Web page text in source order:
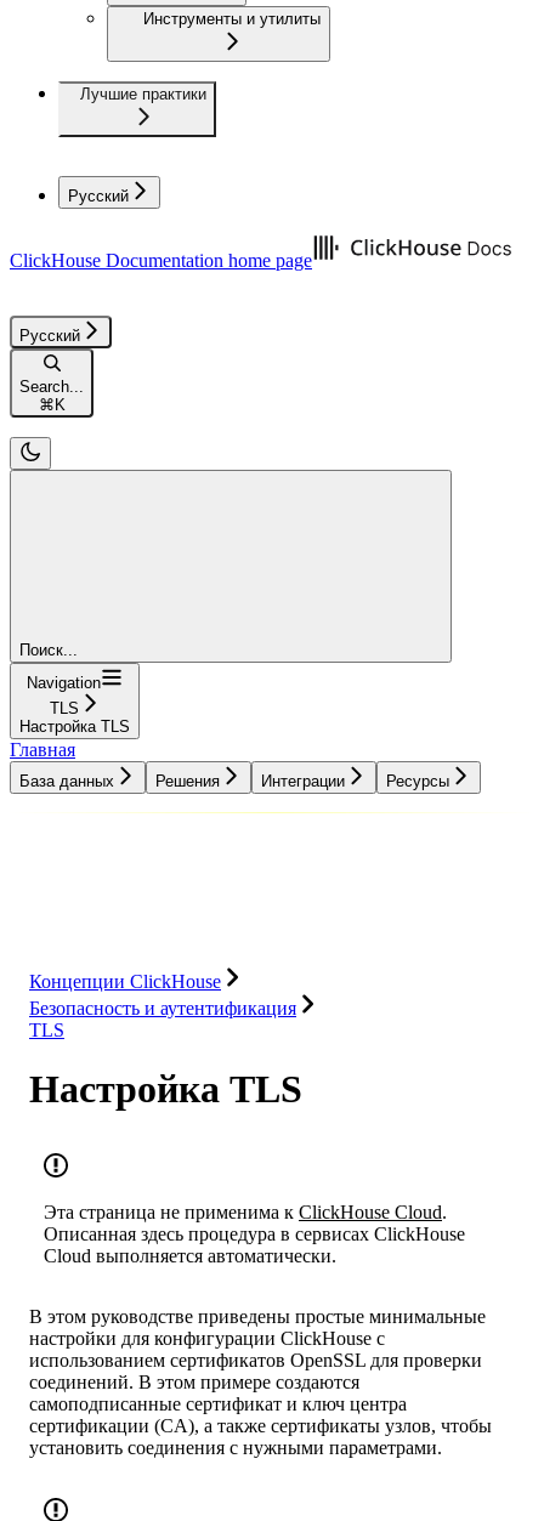
Инструменты и утилиты
Лучшие практики
Русский
ClickHouse Documentation home page
Русский
Search...
⌘ K
Поиск...
Navigation
TLS
Настройка TLS
Главная
База данных Решения Интеграции Ресурсы
Концепции ClickHouse
Безопасность и аутентификация
TLS
Настройка TLS
Эта страница не применима к ClickHouse Cloud.
Описанная здесь процедура в сервисах ClickHouse
Cloud выполняется автоматически.
В этом руководстве приведены простые минимальные
настройки для конфигурации ClickHouse с
использованием сертификатов OpenSSL для проверки
соединений. В этом примере создаются
самоподписанные сертификат и ключ центра
сертификации (CA), а также сертификаты узлов, чтобы
установить соединения с нужными параметрами.